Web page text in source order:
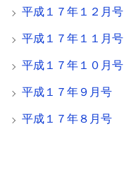
平成１７年１２月号
平成１７年１１月号
平成１７年１０月号
平成１７年９月号
平成１７年８月号